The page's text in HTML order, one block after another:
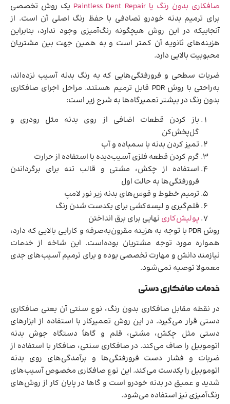
صافکاری بدون رنگ یا Paintless Dent Repair
یک روش تخصصی
برای ترمیم بدنه خودرو تصادفی با حفظ رنگ اصلی آن است. از
آنجاییکه در این روش هیچگونه رنگ‌آمیزی وجود ندارد، بنابراین
هزینه‌های ثانویه آن کمتر است و به همین جهت بین مشتریان
محبوبیت بالایی دارد.
ضربات سطحی و فرورفتگی‌هایی که به رنگ بدنه آسیب نزده‌اند،
به‌راحتی با روش PDR قابل ترمیم هستند. مراحل اجرای صافکاری
بدون رنگ در بیشتر تعمیرگاه‌ها به شرح زیر است:
باز کردن قطعات اضافی از روی بدنه مثل رودری و
گل‌پخش‌کن
تمیز کردن بدنه با سمباده و آب
گرم کردن قطعه فلزی آسیب‌دیده با استفاده از حرارت
استفاده از چکش، مشتی و قالب تنه برای برگرداندن
فرورفتگی‌ها به حالت اول
ترمیم خطوط و قوس‌های بدنه زیر نور لامپ
قلم‌گیری و لیسه‌کشی برای یکدست شدن رنگ
پولیش‌کاری نهایی برای برق انداختن
روش PDR با توجه به هزینه مقرون‌به‌صرفه و کارایی بالایی که دارد،
همواره مورد توجه مشتریان بوده‌است. این شاخه از خدمات
نیازمند دانش و مهارت تخصصی بوده و برای ترمیم آسیب‌های جدی
معمولا توصیه نمی‌شود.
خدمات صافکاری دستی
در نقطه مقابل صافکاری بدون رنگ، نوع سنتی آن یعنی صافکاری
دستی قرار می‌گیرد. در این روش تعمیرکار با استفاده از ابزارهای
دستی مثل چکش، مشتی، قلم و گاهاً دستگاه جوش بدنه
اتوموبیل را صاف می‌کند. در صافکاری سنتی، صافکار با استفاده از
ضربات و فشار دست فرورفتگی‌ها و برآمدگی‌های روی بدنه
اتوموبیل را یکدست می‌کند. این نوع صافکاری مخصوص آسیب‌های
شدید و عمیق در بدنه خودرو است و گاها در پایان کار از روش‌های
رنگ‌آمیزی نیز استفاده می‌شود.